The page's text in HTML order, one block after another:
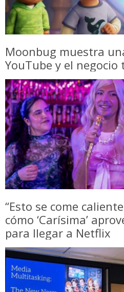
Moonbug muestra
YouTube y el negocio
“Esto se come
cómo ‘Carísima’
para llegar a Netflix